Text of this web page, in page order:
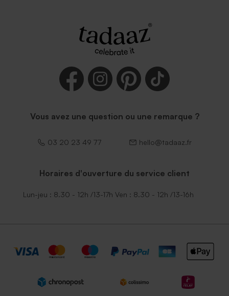
Vous avez une question ou une remarque ?
03 20 23 49 77 hello@tadaaz.fr
Horaires d'ouverture du service client
Lun-jeu : 8.30 - 12h /13-17h Ven : 8.30 - 12h /13-16h